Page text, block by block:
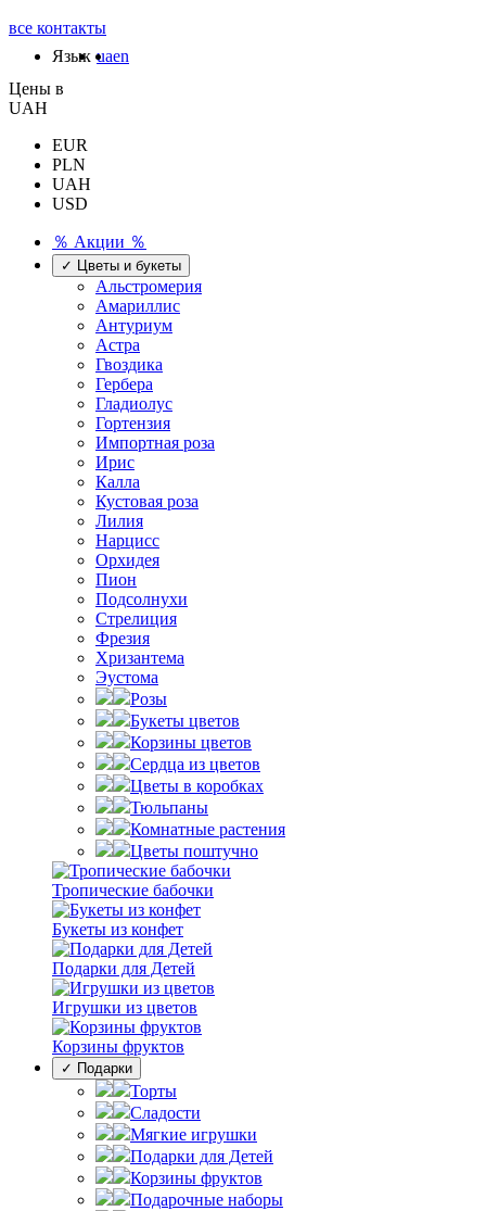
все контакты
Язык uaen
Цены в
UAH
EUR
PLN
UAH
USD
％ Акции ％
✓ Цветы и букеты
Альстромерия
Амариллис
Антуриум
Астра
Гвоздика
Гербера
Гладиолус
Гортензия
Импортная роза
Ирис
Калла
Кустовая роза
Лилия
Нарцисс
Орхидея
Пион
Подсолнухи
Стрелиция
Фрезия
Хризантема
Эустома
Розы
Букеты цветов
Корзины цветов
Сердца из цветов
Цветы в коробках
Тюльпаны
Комнатные растения
Цветы поштучно
Тропические бабочки
Букеты из конфет
Подарки для Детей
Игрушки из цветов
Корзины фруктов
✓ Подарки
Торты
Сладости
Мягкие игрушки
Подарки для Детей
Корзины фруктов
Подарочные наборы